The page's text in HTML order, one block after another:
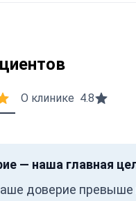
О клинике 4.8
— наша главная
доверие превыше